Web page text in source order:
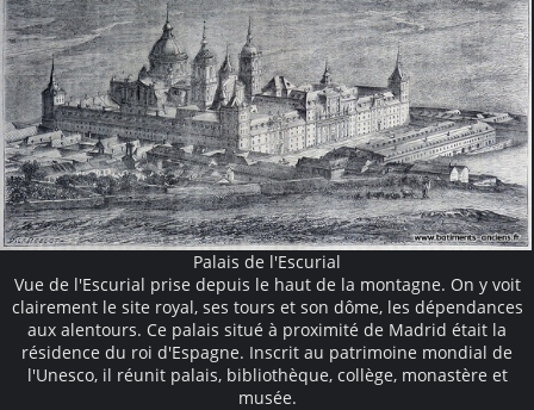
Palais de l'Escurial
Vue de l'Escurial prise depuis le haut de la montagne. On y voit
clairement le site royal, ses tours et son dôme, les dépendances
aux alentours. Ce palais situé à proximité de Madrid était la
résidence du roi d'Espagne. Inscrit au patrimoine mondial de
l'Unesco, il réunit palais, bibliothèque, collège, monastère et
musée.